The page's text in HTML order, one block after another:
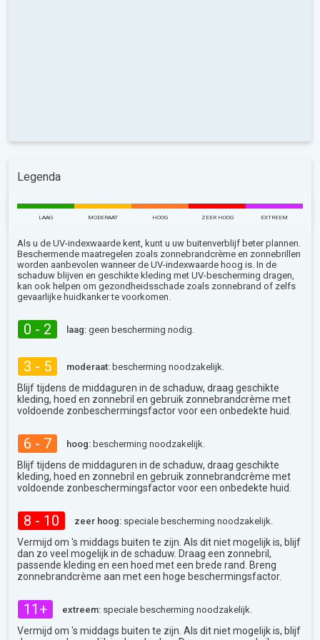
Legenda
LAAG MODERAAT HOOG ZEER HOOG EXTREEM
Als u de UV-indexwaarde kent, kunt u uw buitenverblijf beter plannen.
Beschermende maatregelen zoals zonnebrandcrème en zonnebrillen
worden aanbevolen wanneer de UV-indexwaarde hoog is. In de
schaduw blijven en geschikte kleding met UV-bescherming dragen,
kan ook helpen om gezondheidsschade zoals zonnebrand of zelfs
gevaarlijke huidkanker te voorkomen.
0 - 2 laag: geen bescherming nodig.
3 - 5 moderaat: bescherming noodzakelijk.
Blijf tijdens de middaguren in de schaduw, draag geschikte
kleding, hoed en zonnebril en gebruik zonnebrandcrème met
voldoende zonbeschermingsfactor voor een onbedekte huid.
6 - 7 hoog: bescherming noodzakelijk.
Blijf tijdens de middaguren in de schaduw, draag geschikte
kleding, hoed en zonnebril en gebruik zonnebrandcrème met
voldoende zonbeschermingsfactor voor een onbedekte huid.
8 - 10 zeer hoog: speciale bescherming noodzakelijk.
Vermijd om 's middags buiten te zijn. Als dit niet mogelijk is, blijf
dan zo veel mogelijk in de schaduw. Draag een zonnebril,
passende kleding en een hoed met een brede rand. Breng
zonnebrandcrème aan met een hoge beschermingsfactor.
11+ extreem: speciale bescherming noodzakelijk.
Vermijd om 's middags buiten te zijn. Als dit niet mogelijk is, blijf